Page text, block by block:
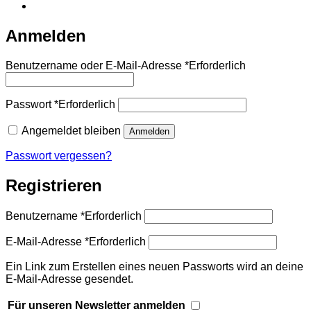
Anmelden
Benutzername oder E-Mail-Adresse *Erforderlich
Passwort*Erforderlich
Angemeldet bleiben Anmelden
Passwort vergessen?
Registrieren
Benutzername *Erforderlich
E-Mail-Adresse *Erforderlich
Ein Link zum Erstellen eines neuen Passworts wird an deine
E-Mail-Adresse gesendet.
Für unseren Newsletter anmelden